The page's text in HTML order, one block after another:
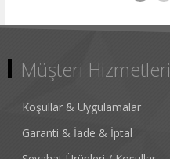
Müşteri Hizmetleri
Koşullar & Uygulamalar
Garanti & İade & İptal